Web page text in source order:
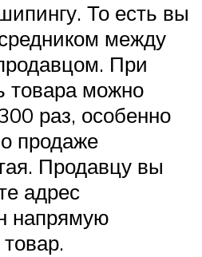
То есть вы
между
При
товара можно
раз, особенно
продаже
Продавцу вы
адрес
напрямую